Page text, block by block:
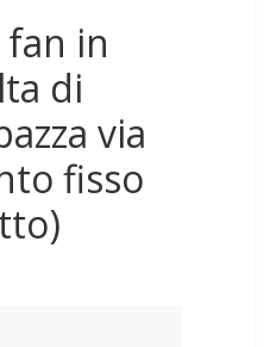
in
di
via
fisso